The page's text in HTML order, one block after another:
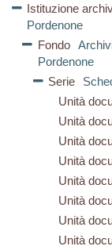
Istituzione
Pordenone
Fondo
Pordenone
Serie
Unità
Unità
Unità
Unità
Unità
Unità
Unità
Unità